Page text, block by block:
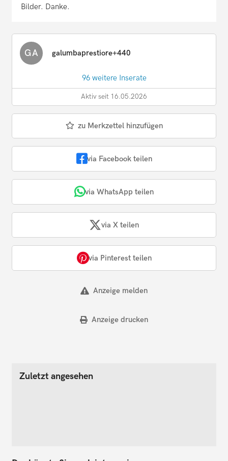
Bilder. Danke.
GA galumbaprestiore+440
96 weitere Inserate
Aktiv seit 16.05.2026
zu Merkzettel hinzufügen
via Facebook teilen
via WhatsApp teilen
via X teilen
via Pinterest teilen
Anzeige melden
Anzeige drucken
Zuletzt angesehen